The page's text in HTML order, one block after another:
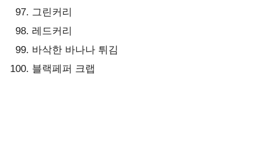
그린커리
레드커리
바삭한 바나나 튀김
블랙페퍼 크랩